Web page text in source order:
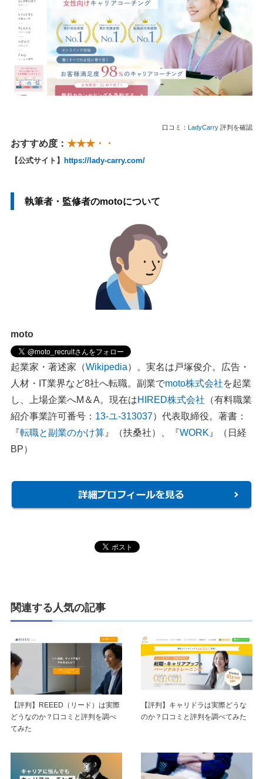
口コミ： LadyCarry 評判を確認
おすすめ度： ★★★・・
【公式サイト】 https://lady-carry.com/
執筆者・監修者のmotoについて
moto
起業家・著述家（Wikipedia）。実名は戸塚俊介。広告・
人材・IT業界など8社へ転職。副業でmoto株式会社を起業
し、上場企業へM＆A。現在はHIRED株式会社 （有料職業
紹介事業許可番号： 13-ユ-313037）代表取締役。著書：
『転職と副業のかけ算 』（扶桑社）、『WORK 』（日経
BP）
関連する人気の記事
【評判】REEED（リード）は実際
どうなのか？口コミと評判を調べ
てみた
【評判】キャリドラは実際どうな
のか？口コミと評判を調べてみた